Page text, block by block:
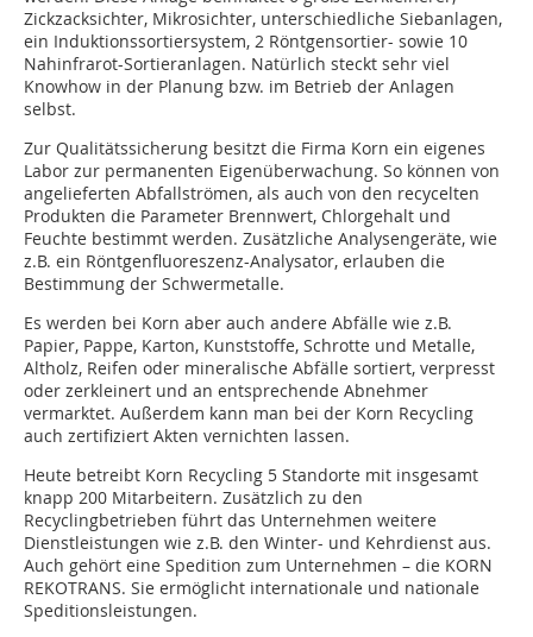
Zickzacksichter, Mikrosichter, unterschiedliche Siebanlagen,
ein Induktionssortiersystem, 2 Röntgensortier- sowie 10
Nahinfrarot-Sortieranlagen. Natürlich steckt sehr viel
Knowhow in der Planung bzw. im Betrieb der Anlagen
selbst.
Zur Qualitätssicherung besitzt die Firma Korn ein eigenes
Labor zur permanenten Eigenüberwachung. So können von
angelieferten Abfallströmen, als auch von den recycelten
Produkten die Parameter Brennwert, Chlorgehalt und
Feuchte bestimmt werden. Zusätzliche Analysengeräte, wie
z.B. ein Röntgenfluoreszenz-Analysator, erlauben die
Bestimmung der Schwermetalle.
Es werden bei Korn aber auch andere Abfälle wie z.B.
Papier, Pappe, Karton, Kunststoffe, Schrotte und Metalle,
Altholz, Reifen oder mineralische Abfälle sortiert, verpresst
oder zerkleinert und an entsprechende Abnehmer
vermarktet. Außerdem kann man bei der Korn Recycling
auch zertifiziert Akten vernichten lassen.
Heute betreibt Korn Recycling 5 Standorte mit insgesamt
knapp 200 Mitarbeitern. Zusätzlich zu den
Recyclingbetrieben führt das Unternehmen weitere
Dienstleistungen wie z.B. den Winter- und Kehrdienst aus.
Auch gehört eine Spedition zum Unternehmen – die KORN
REKOTRANS. Sie ermöglicht internationale und nationale
Speditionsleistungen.